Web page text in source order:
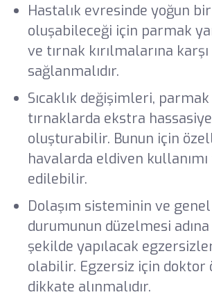
Hastalık evresinde yoğun
oluşabileceği için parmak
ve tırnak kırılmalarına
sağlanmalıdır.
Sıcaklık değişimleri,
tırnaklarda ekstra
oluşturabilir. Bunun için
havalarda eldiven
edilebilir.
Dolaşım sisteminin ve genel
durumunun düzelmesi
şekilde yapılacak
olabilir. Egzersiz için doktor
dikkate alınmalıdır.